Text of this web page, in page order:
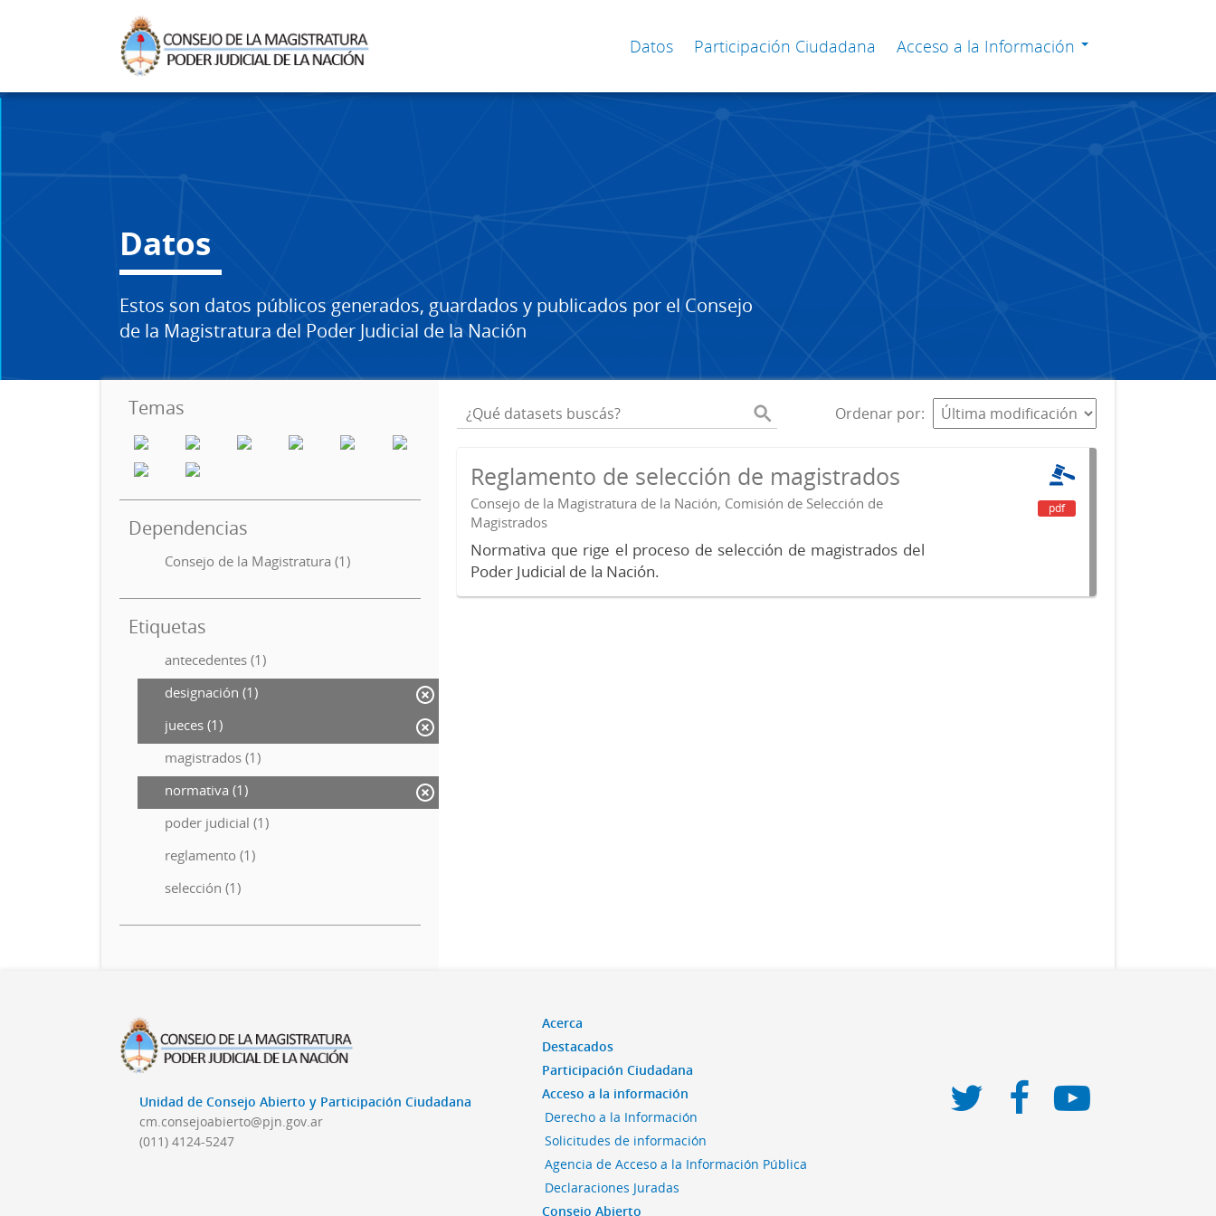
Datos Participación Ciudadana Acceso a la Información
Datos
Estos son datos públicos generados, guardados y publicados por el Consejo
de la Magistratura del Poder Judicial de la Nación
Temas
Dependencias
Consejo de la Magistratura (1)
Etiquetas
antecedentes (1)
designación (1)
jueces (1)
magistrados (1)
normativa (1)
poder judicial (1)
reglamento (1)
selección (1)
Ordenar por
Reglamento de selección de magistrados
Consejo de la Magistratura de la Nación, Comisión de Selección de
Magistrados
Normativa que rige el proceso de selección de magistrados del
Poder Judicial de la Nación.
pdf
Unidad de Consejo Abierto y Participación Ciudadana
cm.consejoabierto@pjn.gov.ar
(011) 4124-5247
Acerca
Destacados
Participación Ciudadana
Acceso a la información
Derecho a la Información
Solicitudes de información
Agencia de Acceso a la Información Pública
Declaraciones Juradas
Consejo Abierto